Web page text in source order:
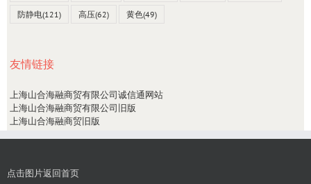
防静电(121) 高压(62) 黄色(49)
友情链接
上海山合海融商贸有限公司诚信通网站
上海山合海融商贸有限公司旧版
上海山合海融商贸旧版
点击图片返回首页